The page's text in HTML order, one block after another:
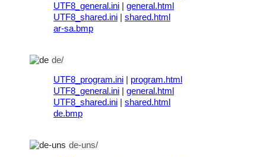
UTF8_general.ini
general.html
UTF8_shared.ini
shared.html
ar-sa.bmp
de/
UTF8_program.ini
program.html
UTF8_general.ini
general.html
UTF8_shared.ini
shared.html
de.bmp
de-uns/